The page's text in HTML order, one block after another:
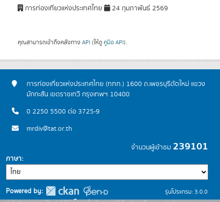
การท่องเที่ยวแห่งประเทศไทย 24 กุมภาพันธ์ 2569
คุณสามารถเข้าถึงคลังทาง API (ให้ดู คู่มือ API).
การท่องเที่ยวแห่งประเทศไทย (ททท.) 1600 ถ.เพชรบุรีตัดใหม่ แขวง
มักกะสัน เขตราชเทวี กรุงเทพฯ 10400
0 2250 5500 ต่อ 3725-9
mrdiv@tat.or.th
จำนวนผู้เข้าชม 239101
ภาษา
Powered by:
รุ่นโปรแกรม: 3.0.0